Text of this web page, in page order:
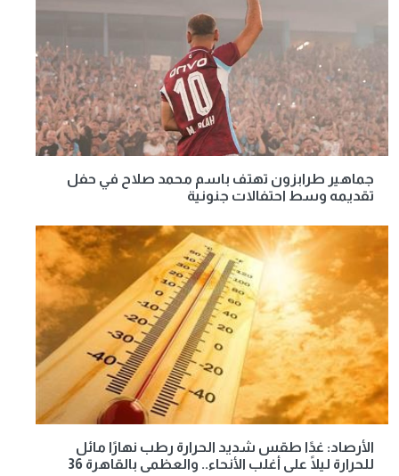
جماهير طرابزون تهتف باسم محمد صلاح في حفل
تقديمه وسط احتفالات جنونية
الأرصاد: غدًا طقس شديد الحرارة رطب نهارًا مائل
للحرارة ليلًا على أغلب الأنحاء.. والعظمى بالقاهرة 36